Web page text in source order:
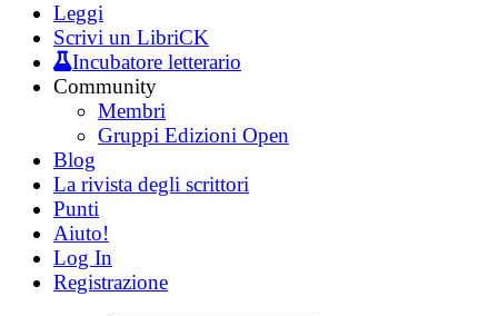
Leggi
Scrivi un LibriCK
Incubatore letterario
Community
Membri
Gruppi Edizioni Open
Blog
La rivista degli scrittori
Punti
Aiuto!
Log In
Registrazione